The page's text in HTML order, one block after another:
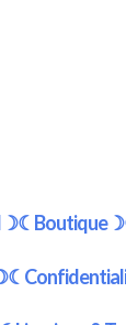
☾Boutique☽